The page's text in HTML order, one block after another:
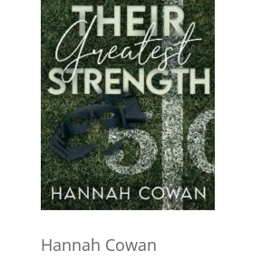
Hannah Cowan